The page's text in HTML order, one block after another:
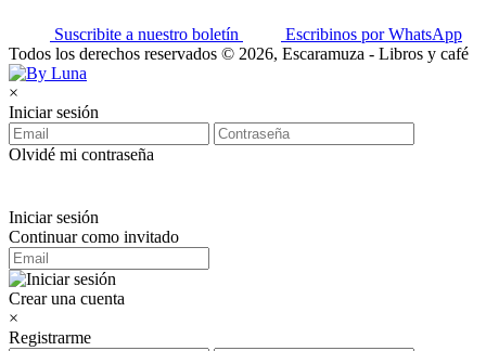
Suscribite a nuestro boletín
Escribinos por WhatsApp
Todos los derechos reservados © 2026, Escaramuza - Libros y café
×
Iniciar sesión
Olvidé mi contraseña
Iniciar sesión
Continuar como invitado
Crear una cuenta
×
Registrarme